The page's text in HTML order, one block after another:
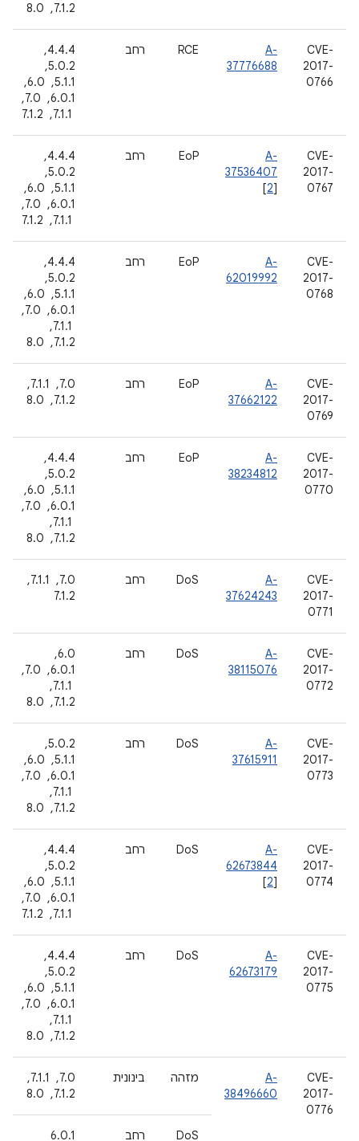
7.1.2, ‏ 8.0
CVE-
2017-
0766
A-
37776688
RCE רחב
4.4.4, ‏
5.0.2, ‏
5.1.1, ‏ 6.0, ‏
6.0.1, ‏ 7.0,
CVE-
2017-
0767
A-
37536407
[2]
EoP רחב
4.4.4, ‏
5.0.2, ‏
5.1.1, ‏ 6.0, ‏
6.0.1, ‏ 7.0,
CVE-
2017-
0768
A-
62019992
EoP רחב
4.4.4, ‏
5.0.2, ‏
5.1.1, ‏ 6.0, ‏
6.0.1, ‏ 7.0,
‏ 7.1.1, ‏
7.1.2, ‏ 8.0
CVE-
2017-
0769
A-
37662122
EoP רחב
7.0, ‏ 7.1.1, ‏
7.1.2, ‏ 8.0
CVE-
2017-
0770
A-
38234812
EoP רחב
4.4.4, ‏
5.0.2, ‏
5.1.1, ‏ 6.0, ‏
6.0.1, ‏ 7.0,
‏ 7.1.1, ‏
7.1.2, ‏ 8.0
CVE-
2017-
0771
A-
37624243
DoS רחב
7.0, ‏ 7.1.1, ‏
7.1.2
CVE-
2017-
0772
A-
38115076
DoS רחב
6.0, ‏
6.0.1, ‏ 7.0,
‏ 7.1.1, ‏
7.1.2, ‏ 8.0
CVE-
2017-
0773
A-
37615911
DoS רחב
5.0.2, ‏
5.1.1, ‏ 6.0, ‏
6.0.1, ‏ 7.0,
‏ 7.1.1, ‏
7.1.2, ‏ 8.0
CVE-
2017-
0774
A-
62673844
[2]
DoS רחב
4.4.4, ‏
5.0.2, ‏
5.1.1, ‏ 6.0, ‏
6.0.1, ‏ 7.0,
CVE-
2017-
0775
A-
62673179
DoS רחב
4.4.4, ‏
5.0.2, ‏
5.1.1, ‏ 6.0, ‏
6.0.1, ‏ 7.0,
‏ 7.1.1, ‏
7.1.2, ‏ 8.0
CVE-
2017-
0776
A-
38496660
מזהה בינונית
7.0, ‏ 7.1.1, ‏
7.1.2, ‏ 8.0
DoS רחב 6.0.1